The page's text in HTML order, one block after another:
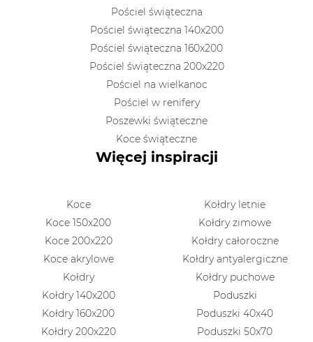
Pościel świąteczna
Pościel świąteczna 140x200
Pościel świąteczna 160x200
Pościel świąteczna 200x220
Pościel na wielkanoc
Pościel w renifery
Poszewki świąteczne
Koce świąteczne
Więcej inspiracji
Koce
Koce 150x200
Koce 200x220
Koce akrylowe
Kołdry
Kołdry 140x200
Kołdry 160x200
Kołdry 200x220
Kołdry letnie
Kołdry zimowe
Kołdry całoroczne
Kołdry antyalergiczne
Kołdry puchowe
Poduszki
Poduszki 40x40
Poduszki 50x70